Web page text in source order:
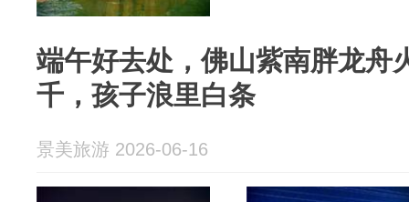
端午好去处，佛山紫南胖龙舟
千，孩子浪里白条
景美旅游 2026-06-16